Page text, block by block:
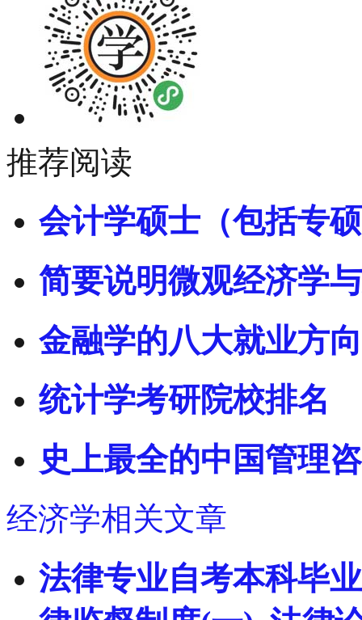
推荐阅读
会计学硕士（包括专
简要说明微观经济学
金融学的八大就业方
统计学考研院校排名
史上最全的中国管理
经济学相关文章
法律专业自考本科毕